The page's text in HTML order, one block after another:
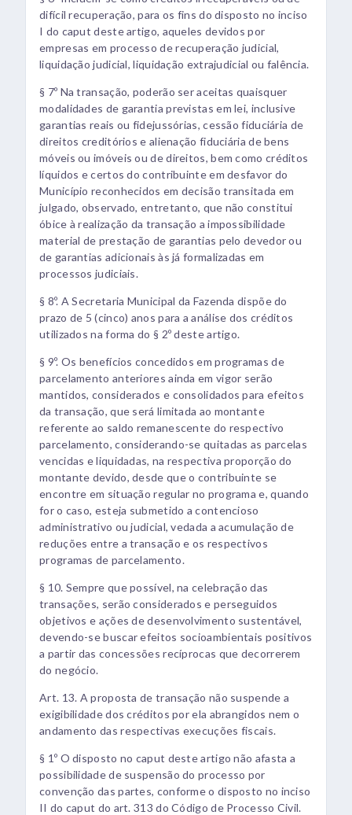
difícil recuperação, para os fins do disposto no inciso
I do caput deste artigo, aqueles devidos por
empresas em processo de recuperação judicial,
liquidação judicial, liquidação extrajudicial ou falência.
§ 7º Na transação, poderão ser aceitas quaisquer
modalidades de garantia previstas em lei, inclusive
garantias reais ou fidejussórias, cessão fiduciária de
direitos creditórios e alienação fiduciária de bens
móveis ou imóveis ou de direitos, bem como créditos
líquidos e certos do contribuinte em desfavor do
Município reconhecidos em decisão transitada em
julgado, observado, entretanto, que não constitui
óbice à realização da transação a impossibilidade
material de prestação de garantias pelo devedor ou
de garantias adicionais às já formalizadas em
processos judiciais.
§ 8º. A Secretaria Municipal da Fazenda dispõe do
prazo de 5 (cinco) anos para a análise dos créditos
utilizados na forma do § 2º deste artigo.
§ 9º. Os benefícios concedidos em programas de
parcelamento anteriores ainda em vigor serão
mantidos, considerados e consolidados para efeitos
da transação, que será limitada ao montante
referente ao saldo remanescente do respectivo
parcelamento, considerando-se quitadas as parcelas
vencidas e liquidadas, na respectiva proporção do
montante devido, desde que o contribuinte se
encontre em situação regular no programa e, quando
for o caso, esteja submetido a contencioso
administrativo ou judicial, vedada a acumulação de
reduções entre a transação e os respectivos
programas de parcelamento.
§ 10. Sempre que possível, na celebração das
transações, serão considerados e perseguidos
objetivos e ações de desenvolvimento sustentável,
devendo-se buscar efeitos socioambientais positivos
a partir das concessões recíprocas que decorrerem
do negócio.
Art. 13. A proposta de transação não suspende a
exigibilidade dos créditos por ela abrangidos nem o
andamento das respectivas execuções fiscais.
§ 1º O disposto no caput deste artigo não afasta a
possibilidade de suspensão do processo por
convenção das partes, conforme o disposto no inciso
II do caput do art. 313 do Código de Processo Civil.